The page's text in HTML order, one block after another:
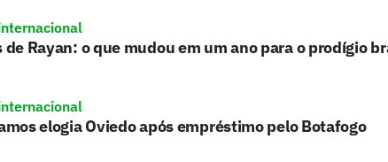
de Rayan: o que mudou em um ano para o prodígio
elogia Oviedo após empréstimo pelo Botafogo